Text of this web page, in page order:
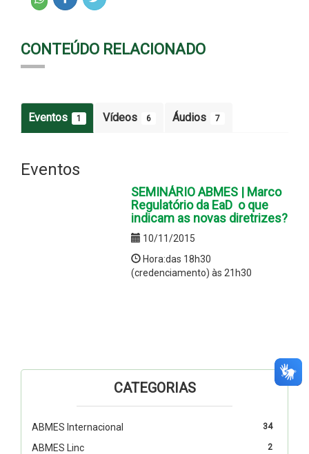
CONTEÚDO RELACIONADO
Eventos 1 Vídeos 6 Áudios 7
Eventos
SEMINÁRIO ABMES | Marco
Regulatório da EaD  o que
indicam as novas diretrizes?
10/11/2015
Hora:das 18h30
(credenciamento) às 21h30
CATEGORIAS
34
ABMES Internacional
2
ABMES Linc